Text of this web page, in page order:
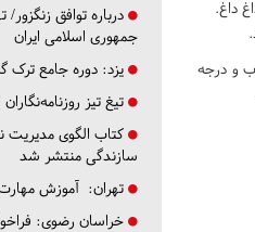
و درجه
درباره توافق
جمهوری اسلامی ایران
یزد: دوره جامع ترک
تیغ تیز
کتاب الگوی مدیریت
سازندگی منتشر شد
تهران: آموزش
خراسان رضوی: